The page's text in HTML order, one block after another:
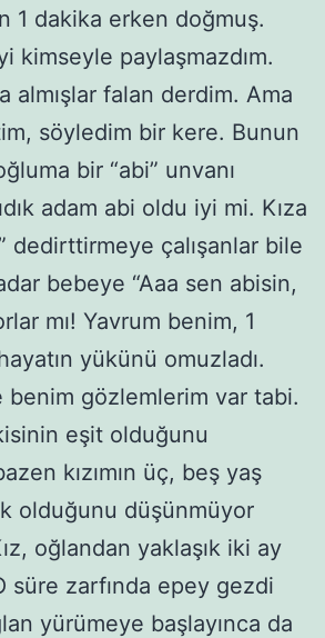
1 dakika erken doğmuş.
kimseyle paylaşmazdım.
almışlar falan derdim. Ama
söyledim bir kere. Bunun
bir “abi” unvanı
adam abi oldu iyi mi. Kıza
dedirttirmeye çalışanlar bile
bebeye “Aaa sen abisin,
mı! Yavrum benim, 1
yükünü omuzladı.
benim gözlemlerim var tabi.
eşit olduğunu
kızımın üç, beş yaş
olduğunu düşünmüyor
oğlandan yaklaşık iki ay
süre zarfında epey gezdi
yürümeye başlayınca da